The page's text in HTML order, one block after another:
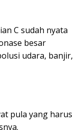
C sudah nyata
besar
udara, banjir,
pula yang harus